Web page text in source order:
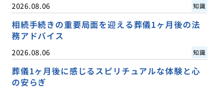
2026.08.06 知識
相続手続きの重要局面を迎える葬儀1ヶ月後の法
務アドバイス
2026.08.06 知識
葬儀1ヶ月後に感じるスピリチュアルな体験と心
の安らぎ